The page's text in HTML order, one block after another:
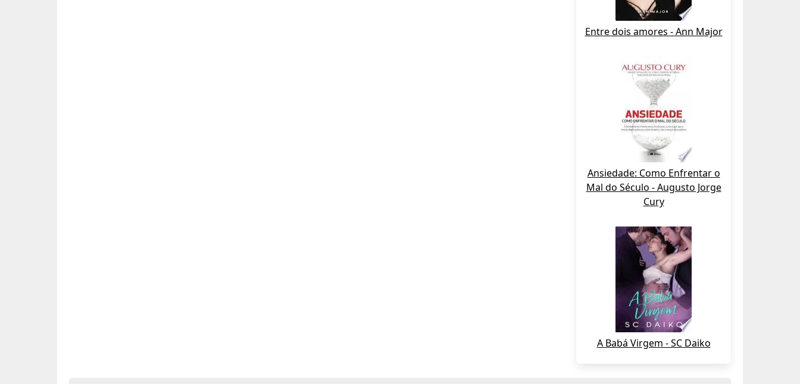
Entre dois amores - Ann Major
Ansiedade: Como Enfrentar o
Mal do Século - Augusto Jorge
Cury
A Babá Virgem - SC Daiko